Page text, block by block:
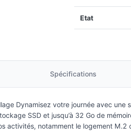
Etat
Spécifications
Dynamisez votre journée avec
SSD et jusqu’à 32 Go de
notamment le logement